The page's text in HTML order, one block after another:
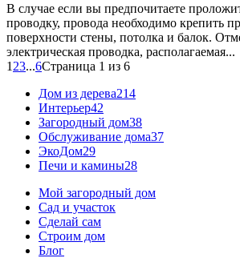
В случае если вы предпочитаете
проводку, провода необходимо крепить
поверхности стены, потолка и балок.
электрическая проводка, располагаемая...
1 23...6Страница 1 из 6
Дом из дерева214
Интерьер42
Загородный дом38
Обслуживание дома37
ЭкоДом29
Печи и камины28
Мой загородный дом
Сад и участок
Сделай сам
Строим дом
Блог